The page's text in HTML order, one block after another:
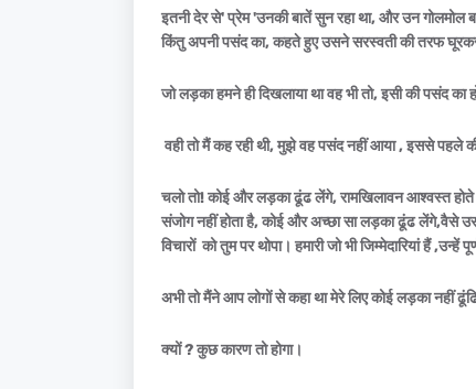
इतनी देर से' प्रेम 'उनकी बातें सुन रहा था, और उन गोलमोल
किंतु अपनी पसंद का, कहते हुए उसने सरस्वती की तरफ
जो लड़का हमने ही दिखलाया था वह भी तो, इसी की पसंद का
वही तो मैं कह रही थी, मुझे वह पसंद नहीं आया , इससे पहले
चलो तो! कोई और लड़का ढूंढ लेंगे, रामखिलावन आश्वस्त होते
संजोग नहीं होता है, कोई और अच्छा सा लड़का ढूंढ लेंगे,वैसे
विचारों को तुम पर थोपा। हमारी जो भी जिम्मेदारियां हैं
अभी तो मैंने आप लोगों से कहा था मेरे लिए कोई लड़का नहीं
क्यों ? कुछ कारण तो होगा।